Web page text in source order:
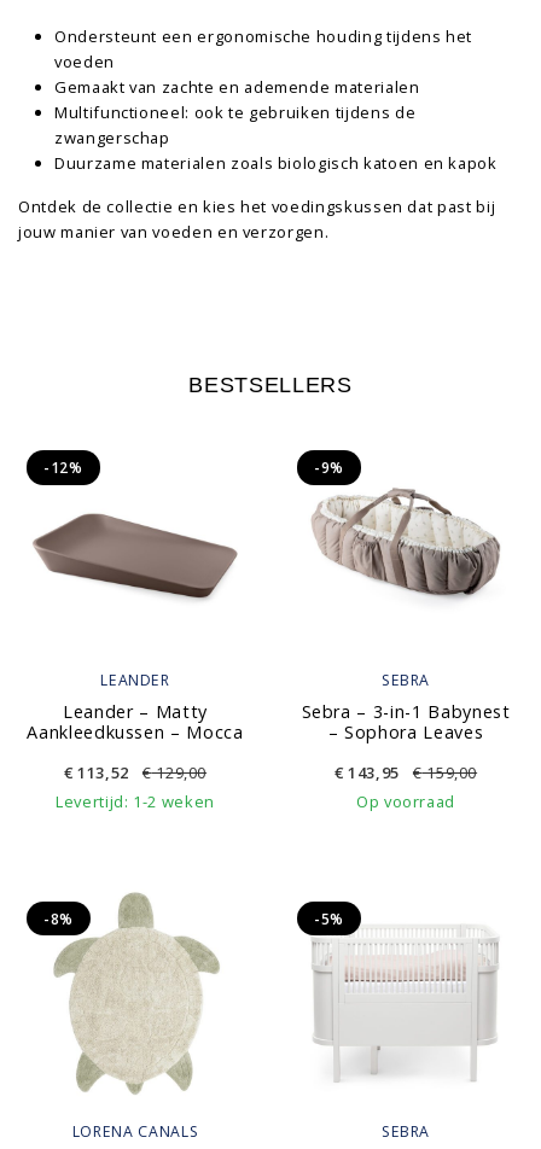
Ondersteunt een ergonomische houding tijdens het
voeden
Gemaakt van zachte en ademende materialen
Multifunctioneel: ook te gebruiken tijdens de
zwangerschap
Duurzame materialen zoals biologisch katoen en kapok
Ontdek de collectie en kies het voedingskussen dat past bij
jouw manier van voeden en verzorgen.
BESTSELLERS
LEANDER
Leander – Matty
Aankleedkussen – Mocca
€ 113,52 €129,00
-12%
Levertijd: 1-2 weken
SEBRA
Sebra – 3-in-1 Babynest
– Sophora Leaves
€ 143,95 €159,00
-9%
Op voorraad
LORENA CANALS
-8%
SEBRA
-5%